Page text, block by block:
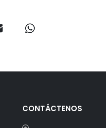
CONTÁCTENOS